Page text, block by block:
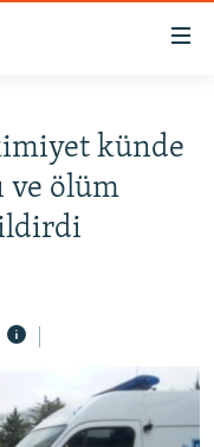
künde
ve ölüm